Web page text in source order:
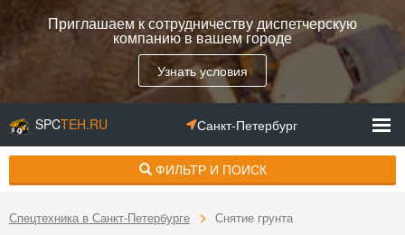
Приглашаем к сотрудничеству диспетчерскую
компанию в вашем городе
Узнать условия
SPCTEH.RU Санкт-Петербург
ФИЛЬТР И ПОИСК
Спецтехника в Санкт-Петербурге Снятие грунта